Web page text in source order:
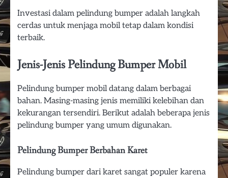
Investasi dalam pelindung bumper adalah langkah
cerdas untuk menjaga mobil tetap dalam kondisi
terbaik.
Jenis-Jenis Pelindung Bumper Mobil
Pelindung bumper mobil datang dalam berbagai
bahan. Masing-masing jenis memiliki kelebihan dan
kekurangan tersendiri. Berikut adalah beberapa jenis
pelindung bumper yang umum digunakan.
Pelindung Bumper Berbahan Karet
Pelindung bumper dari karet sangat populer karena